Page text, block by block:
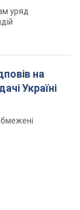
уряд
на
Україні